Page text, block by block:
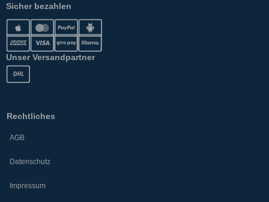
Sicher bezahlen
Unser Versandpartner
Rechtliches
AGB
Datenschutz
Impressum